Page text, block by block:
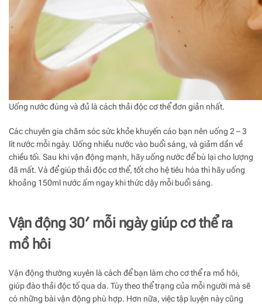
Uống nước đúng và đủ là cách thải độc cơ thể đơn giản nhất.
Các chuyên gia chăm sóc sức khỏe khuyến cáo bạn nên uống 2 – 3
lít nước mỗi ngày. Uống nhiều nước vào buổi sáng, và giảm dần về
chiều tối. Sau khi vận động mạnh, hãy uống nước để bù lại cho lượng
đã mất. Và để giúp thải độc cơ thể, tốt cho hệ tiêu hóa thì hãy uống
khoảng 150ml nước ấm ngay khi thức dậy mỗi buổi sáng.
Vận động 30′ mỗi ngày giúp cơ thể ra
mồ hôi
Vận động thường xuyên là cách để bạn làm cho cơ thể ra mồ hôi,
giúp đào thải độc tố qua da. Tùy theo thể trạng của mỗi người mà sẽ
có những bài vận động phù hợp. Hơn nữa, việc tập luyện này cũng